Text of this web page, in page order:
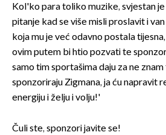
Kol'ko para toliko muzike, svjestan je
pitanje kad se više misli proslavit i
koja mu je već odavno postala
ovim putem bi htio pozvati te
samo tim sportašima daju za ne
sponzoriraju Zigmana, ja ću napravit
energiju i želju i volju!'
Čuli ste, sponzori javite se!